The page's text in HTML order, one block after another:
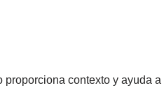
contexto y ayuda a